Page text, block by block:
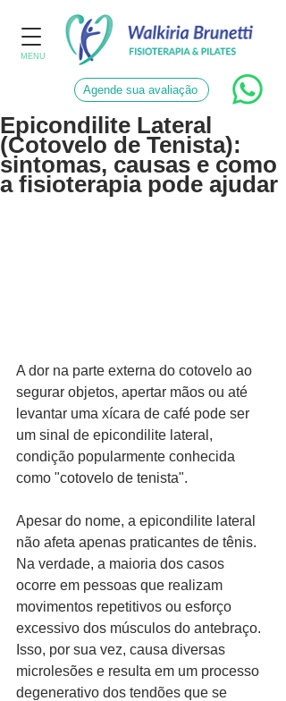
MENU
Agende sua avaliação
Epicondilite Lateral
(Cotovelo de Tenista):
sintomas, causas e como
a fisioterapia pode ajudar
A dor na parte externa do cotovelo ao
segurar objetos, apertar mãos ou até
levantar uma xícara de café pode ser
um sinal de epicondilite lateral,
condição popularmente conhecida
como "cotovelo de tenista".
Apesar do nome, a epicondilite lateral
não afeta apenas praticantes de tênis.
Na verdade, a maioria dos casos
ocorre em pessoas que realizam
movimentos repetitivos ou esforço
excessivo dos músculos do antebraço.
Isso, por sua vez, causa diversas
microlesões e resulta em um processo
degenerativo dos tendões que se